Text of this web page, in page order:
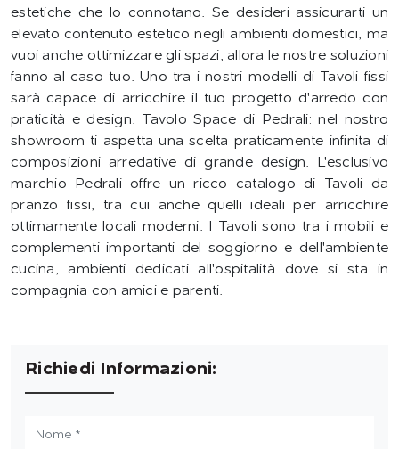
estetiche che lo connotano. Se desideri assicurarti un
elevato contenuto estetico negli ambienti domestici, ma
vuoi anche ottimizzare gli spazi, allora le nostre soluzioni
fanno al caso tuo. Uno tra i nostri modelli di Tavoli fissi
sarà capace di arricchire il tuo progetto d'arredo con
praticità e design. Tavolo Space di Pedrali: nel nostro
showroom ti aspetta una scelta praticamente infinita di
composizioni arredative di grande design. L'esclusivo
marchio Pedrali offre un ricco catalogo di Tavoli da
pranzo fissi, tra cui anche quelli ideali per arricchire
ottimamente locali moderni. I Tavoli sono tra i mobili e
complementi importanti del soggiorno e dell'ambiente
cucina, ambienti dedicati all'ospitalità dove si sta in
compagnia con amici e parenti.
Richiedi Informazioni: